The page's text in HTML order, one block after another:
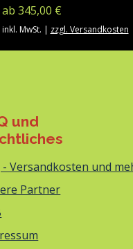
ab 345,00 €
Sale-Preis
inkl. MwSt. | zzgl. Versandkosten
und
- Versandkosten und
Partner